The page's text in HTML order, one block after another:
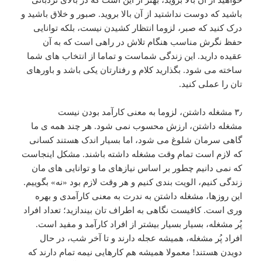
باشید که دوست نداشتید از آن بالا بروید. صبور و خلاق باشید و
درک کنید که صبر، لزوما انتظار کشیدن نیست، بلکه توانایی
حفظ نگرش مناسب هنگام تلاش در راهی است که به آن
عقیده دارید. این زندگی شماست و تماما از انتخاب های شما
ساخته می شود. بگذارید کلام و رفتارتان یکی باشد و باورهای
تان را عملی کنید.
۳٫ مشغله داشتن، لزوما به معنی کارآمد بودن نیست
مشغله داشتن، ارزش محسوب نمی شود. هر چند همه ی ما
گاهی سرمان شلوغ می شود، اما بسیار اندک هستند کسانی
که لازم است تمام وقت مشغله داشته باشند. مشکل اینجاست
که نمی دانیم چطور بر اساس نیازهای ما و توانایی های مان
زندگی کنیم، الویت بندی کنیم و هر وقت لازم بود «نه» بگوییم.
این روزها، مشغله داشتن به ندرت به معنی کارآمدی و بهره
وری است. کافیست نگاهی به اطراف تان بیندازید؛ تعداد افراد
پُر مشغله، بسیار بسیار بیشتر از افراد کارآمد و مفید است.
افراد پُر مشغله، همیشه عجله دارند و تا آخر شب، در حال
دویدن هستند! معمولا همیشه هم کارهایی نیمه تمام دارند که